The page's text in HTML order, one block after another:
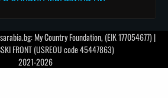
My Country Foundation, (EIK 177054677) |
FRONT (USREOU code 45447863)
2021-2026